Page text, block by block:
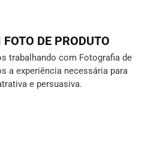
DE PRODUTO
trabalhando com Fotografia de
a experiência necessária para
e persuasiva.